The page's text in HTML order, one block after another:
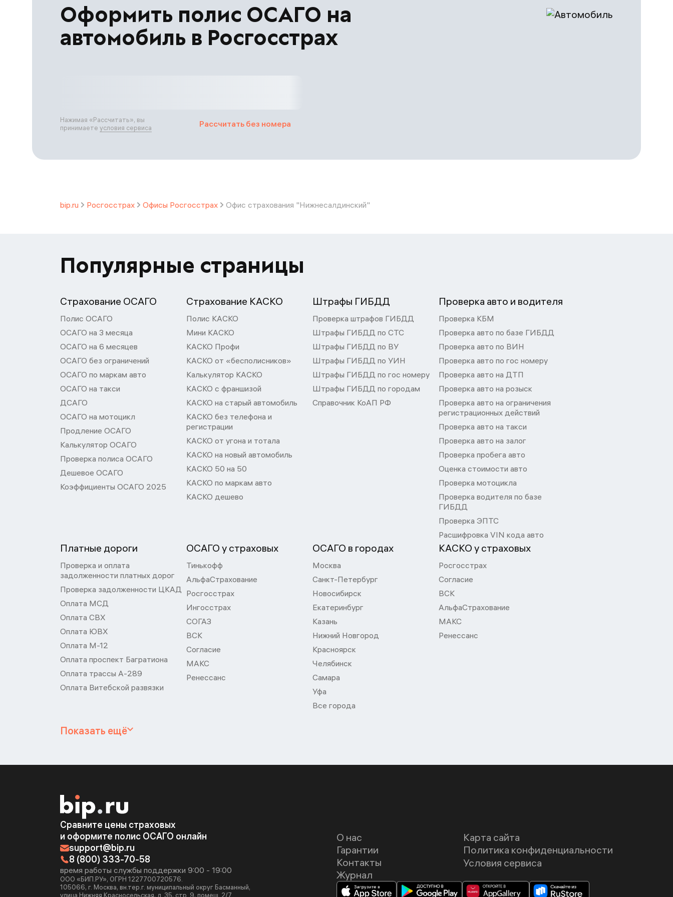
Оформить полис ОСАГО на
автомобиль в Росгосстрах
Рассчитать без номера
Нажимая «Рассчитать», вы
принимаете условия сервиса
bip.ru Росгосстрах Офисы Росгосстрах Офис страхования "Нижнесалдинский"
Популярные страницы
Страхование ОСАГО
Полис ОСАГО
ОСАГО на 3 месяца
ОСАГО на 6 месяцев
ОСАГО без ограничений
ОСАГО по маркам авто
ОСАГО на такси
ДСАГО
ОСАГО на мотоцикл
Продление ОСАГО
Калькулятор ОСАГО
Проверка полиса ОСАГО
Дешевое ОСАГО
Коэффициенты ОСАГО 2025
Страхование КАСКО
Полис КАСКО
Мини КАСКО
КАСКО Профи
КАСКО от «бесполисников»
Калькулятор КАСКО
КАСКО с франшизой
КАСКО на старый автомобиль
КАСКО без телефона и
регистрации
КАСКО от угона и тотала
КАСКО на новый автомобиль
КАСКО 50 на 50
КАСКО по маркам авто
КАСКО дешево
Штрафы ГИБДД
Проверка штрафов ГИБДД
Штрафы ГИБДД по СТС
Штрафы ГИБДД по ВУ
Штрафы ГИБДД по УИН
Штрафы ГИБДД по гос номеру
Штрафы ГИБДД по городам
Справочник КоАП РФ
Проверка авто и водителя
Проверка КБМ
Проверка авто по базе ГИБДД
Проверка авто по ВИН
Проверка авто по гос номеру
Проверка авто на ДТП
Проверка авто на розыск
Проверка авто на ограничения
регистрационных действий
Проверка авто на такси
Проверка авто на залог
Проверка пробега авто
Оценка стоимости авто
Проверка мотоцикла
Проверка водителя по базе
ГИБДД
Проверка ЭПТС
Расшифровка VIN кода авто
Платные дороги
Проверка и оплата
задолженности платных дорог
Проверка задолженности ЦКАД
Оплата МСД
Оплата СВХ
Оплата ЮВХ
Оплата М-12
Оплата проспект Багратиона
Оплата трассы А-289
Оплата Витебской развязки
ОСАГО у страховых
Тинькофф
АльфаСтрахование
Росгосстрах
Ингосстрах
СОГАЗ
ВСК
Согласие
МАКС
Ренессанс
ОСАГО в городах
Москва
Санкт-Петербург
Новосибирск
Екатеринбург
Казань
Нижний Новгород
Красноярск
Челябинск
Самара
Уфа
Все города
КАСКО у страховых
Росгосстрах
Согласие
ВСК
АльфаСтрахование
МАКС
Ренессанс
Показать ещё
Сравните цены страховых
и оформите полис ОСАГО онлайн
support@bip.ru
8 (800) 333-70-58
время работы службы поддержки 9:00 - 19:00
ООО «БИП.РУ», ОГРН 1227700720576.
105066, г. Москва, вн.тер.г. муниципальный округ Басманный,
улица Нижняя Красносельская, д. 35, стр. 9, помещ. 2/7
О нас
Гарантии
Контакты
Журнал
Карта сайта
Политика конфиденциальности
Условия сервиса